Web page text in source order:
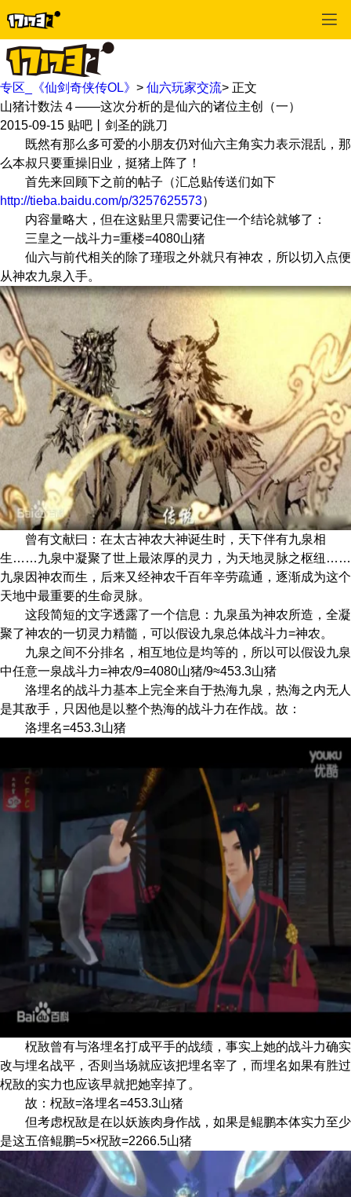
专区_《仙剑奇侠传OL》 > 仙六玩家交流> 正文
山猪计数法４——这次分析的是仙六的诸位主创（一）
2015-09-15 贴吧丨剑圣的跳刀
既然有那么多可爱的小朋友仍对仙六主角实力表示混乱，那
么本叔只要重操旧业，挺猪上阵了！
首先来回顾下之前的帖子（汇总贴传送们如下
http://tieba.baidu.com/p/3257625573）
内容量略大，但在这贴里只需要记住一个结论就够了：
三皇之一战斗力=重楼=4080山猪
仙六与前代相关的除了瑾瑕之外就只有神农，所以切入点便
从神农九泉入手。
曾有文献曰：在太古神农大神诞生时，天下伴有九泉相
生……九泉中凝聚了世上最浓厚的灵力，为天地灵脉之枢纽……
九泉因神农而生，后来又经神农千百年辛劳疏通，逐渐成为这个
天地中最重要的生命灵脉。
这段简短的文字透露了一个信息：九泉虽为神农所造，全凝
聚了神农的一切灵力精髓，可以假设九泉总体战斗力=神农。
九泉之间不分排名，相互地位是均等的，所以可以假设九泉
中任意一泉战斗力=神农/9=4080山猪/9≈453.3山猪
洛埋名的战斗力基本上完全来自于热海九泉，热海之内无人
是其敌手，只因他是以整个热海的战斗力在作战。故：
洛埋名=453.3山猪
柷敔曾有与洛埋名打成平手的战绩，事实上她的战斗力确实
改与埋名战平，否则当场就应该把埋名宰了，而埋名如果有胜过
柷敔的实力也应该早就把她宰掉了。
故：柷敔=洛埋名=453.3山猪
但考虑柷敔是在以妖族肉身作战，如果是鲲鹏本体实力至少
是这五倍鲲鹏=5×柷敔=2266.5山猪